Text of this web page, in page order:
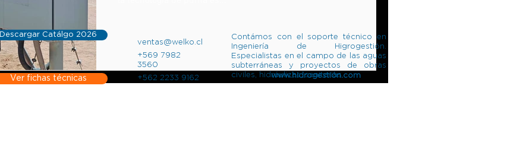
Descargar Catálgo 2026
Ver fichas técnicas
ventas@welko.cl
+569 7982
3560
+562 2233 9162
Contámos con el soporte técnico en
Ingeniería de Higrogestión.
Especialistas en el campo de las aguas
subterráneas y proyectos de obras
civiles, hidráulicas, sanitarias.
www.hidrogestión.com